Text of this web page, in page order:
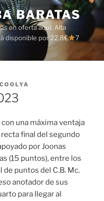
BARATAS
en oferta aquí. Alta
disponible por 22,8€
7
una máxima ventaja
final del segundo
por Joonas
(15 puntos), entre los
puntos del C.B. Mc.
anotador de sus
para llegar al